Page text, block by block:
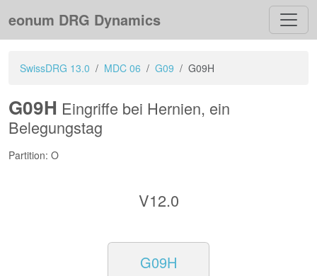
eonum DRG Dynamics
SwissDRG 13.0 MDC 06 G09 G09H
G09H Eingriffe bei Hernien, ein
Belegungstag
Partition: O
V12.0
G09H